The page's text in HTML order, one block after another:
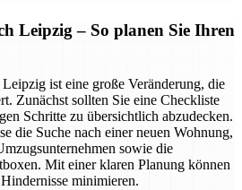
Leipzig – So planen Sie Ihren
ist eine große Veränderung, die
Zunächst sollten Sie eine Checkliste
Schritte zu übersichtlich abzudecken.
die Suche nach einer neuen Wohnung,
sowie die
Mit einer klaren Planung können
minimieren.